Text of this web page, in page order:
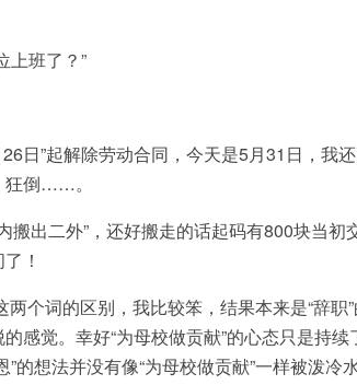
班了？”
”起解除劳动合同，今天是5月31日，我还
狂倒……。
出二外”，还好搬走的话起码有800块当初
！
个词的区别，我比较笨，结果本来是“辞职
感觉。幸好“为母校做贡献”的心态只是持
的想法并没有像“为母校做贡献”一样被泼冷水